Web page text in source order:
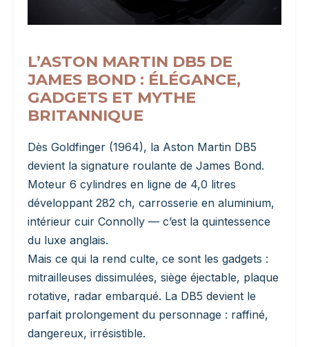
L’ASTON MARTIN DB5 DE
JAMES BOND : ÉLÉGANCE,
GADGETS ET MYTHE
BRITANNIQUE
Dès Goldfinger (1964), la Aston Martin DB5
devient la signature roulante de James Bond.
Moteur 6 cylindres en ligne de 4,0 litres
développant 282 ch, carrosserie en aluminium,
intérieur cuir Connolly — c’est la quintessence
du luxe anglais.
Mais ce qui la rend culte, ce sont les gadgets :
mitrailleuses dissimulées, siège éjectable, plaque
rotative, radar embarqué. La DB5 devient le
parfait prolongement du personnage : raffiné,
dangereux, irrésistible.